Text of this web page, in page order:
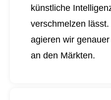
künstliche
verschmelzen
agieren wir
an den Märkten.